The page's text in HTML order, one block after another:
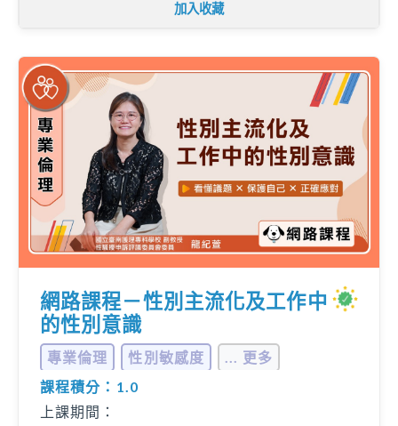
加入收藏
網路課程－性別主流化及工作中
的性別意識
專業倫理 性別敏感度
... 更多
課程積分：1.0
上課期間：